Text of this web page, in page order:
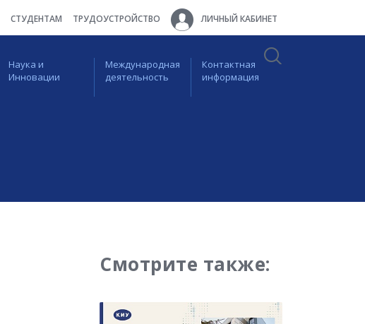
СТУДЕНТАМ ТРУДОУСТРОЙСТВО ЛИЧНЫЙ КАБИНЕТ
Наука и
Инновации
Международная
деятельность
Контактная
информация
Смотрите также: